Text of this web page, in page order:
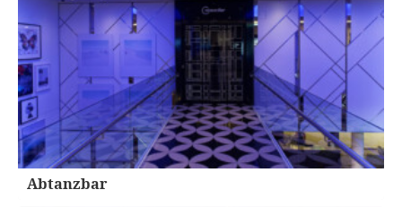
Abtanzbar